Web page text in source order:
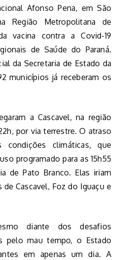
Afonso Pena, em São
Região Metropolitana de
vacina contra a Covid-19
de Saúde do Paraná.
da Secretaria de Estado da
municípios já receberam os
a Cascavel, na região
por via terrestre. O atraso
condições climáticas, que
programado para as 15h55
de Pato Branco. Elas iriam
de Cascavel, Foz do Iguaçu e
diante dos desafios
pelo mau tempo, o Estado
em apenas um dia. A